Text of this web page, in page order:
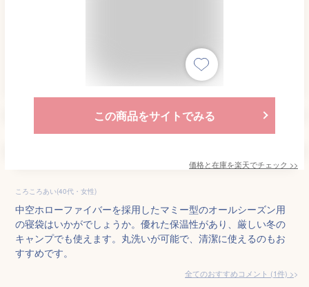
この商品をサイトでみる
価格と在庫を楽天でチェック >>
ころころあい(40代・女性)
中空ホローファイバーを採用したマミー型のオールシーズン用
の寝袋はいかがでしょうか。優れた保温性があり、厳しい冬の
キャンプでも使えます。丸洗いが可能で、清潔に使えるのもお
すすめです。
全てのおすすめコメント (1件) >